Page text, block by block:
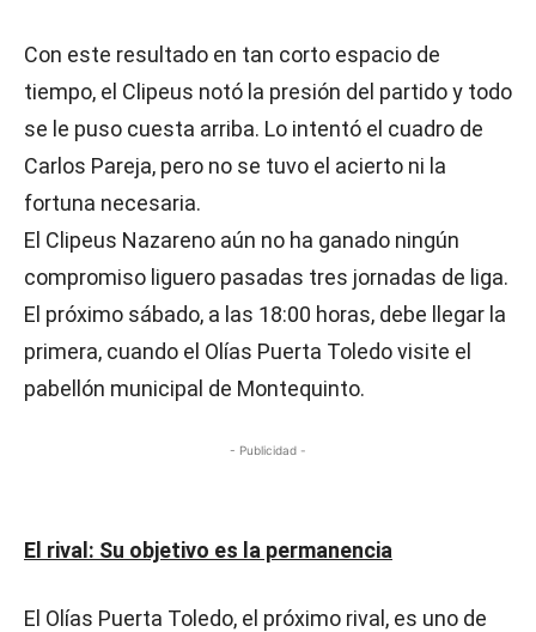
Con este resultado en tan corto espacio de
tiempo, el Clipeus notó la presión del partido y todo
se le puso cuesta arriba. Lo intentó el cuadro de
Carlos Pareja, pero no se tuvo el acierto ni la
fortuna necesaria.
El Clipeus Nazareno aún no ha ganado ningún
compromiso liguero pasadas tres jornadas de liga.
El próximo sábado, a las 18:00 horas, debe llegar la
primera, cuando el Olías Puerta Toledo visite el
pabellón municipal de Montequinto.
- Publicidad -
El rival: Su objetivo es la permanencia
El Olías Puerta Toledo, el próximo rival, es uno de